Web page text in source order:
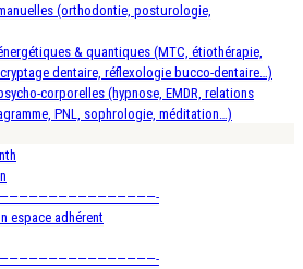
(orthodontie, posturologie,
& quantiques (MTC, étiothérapie,
dentaire, réflexologie bucco-dentaire…)
corporelles (hypnose, EMDR, relations
PNL, sophrologie, méditation…)
espace adhérent